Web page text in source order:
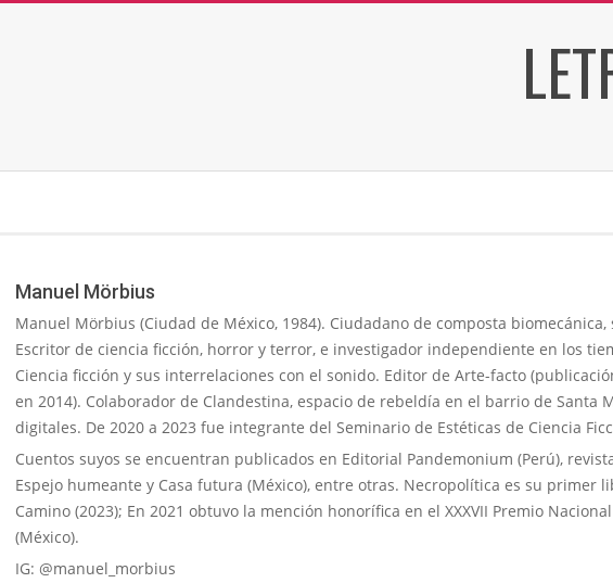
Manuel Mörbius
Manuel Mörbius (Ciudad de México, 1984). Ciudadano de composta
Escritor de ciencia ficción, horror y terror, e investigador independiente en los
Ciencia ficción y sus interrelaciones con el sonido. Editor de Arte-facto
en 2014). Colaborador de Clandestina, espacio de rebeldía en el barrio de Santa
digitales. De 2020 a 2023 fue integrante del Seminario de Estéticas de Ciencia
Cuentos suyos se encuentran publicados en Editorial Pandemonium (Perú),
Espejo humeante y Casa futura (México), entre otras. Necropolítica es su primer
Camino (2023); En 2021 obtuvo la mención honorífica en el XXXVII Premio
(México).
IG: @manuel_morbius